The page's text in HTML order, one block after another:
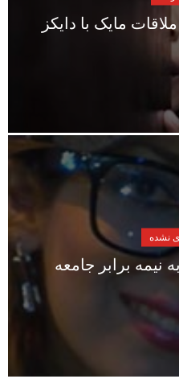
نشده
برابر جامعه